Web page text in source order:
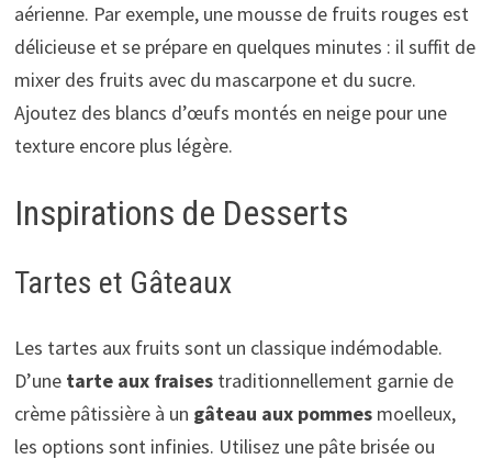
aérienne. Par exemple, une mousse de fruits rouges est
délicieuse et se prépare en quelques minutes : il suffit de
mixer des fruits avec du mascarpone et du sucre.
Ajoutez des blancs d’œufs montés en neige pour une
texture encore plus légère.
Inspirations de Desserts
Tartes et Gâteaux
Les tartes aux fruits sont un classique indémodable.
D’une tarte aux fraises traditionnellement garnie de
crème pâtissière à un gâteau aux pommes moelleux,
les options sont infinies. Utilisez une pâte brisée ou